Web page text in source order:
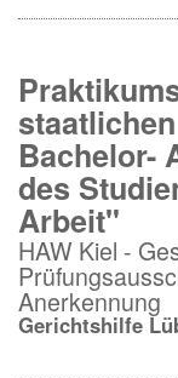
Bachelor-
des
Arbeit"
HAW Kiel -
Anerkennung
Gerichtshilfe